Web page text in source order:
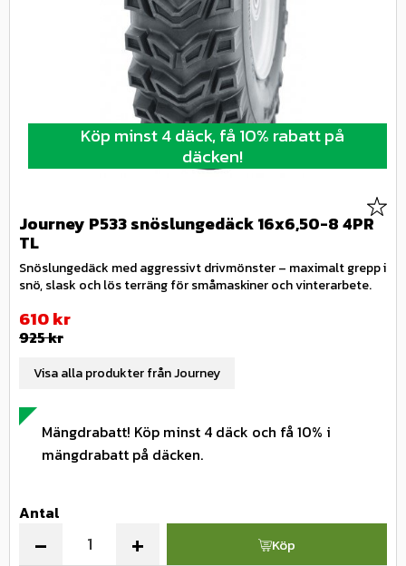
Köp minst 4 däck, få 10% rabatt på
däcken!
Journey P533 snöslungedäck 16x6,50-8 4PR
TL
Snöslungedäck med aggressivt drivmönster – maximalt grepp i
snö, slask och lös terräng för småmaskiner och vinterarbete.
Mängdrabatt! Köp minst 4 däck och få 10% i
mängdrabatt på däcken.
Nedsatt pris:
610kr
Ordinarie pris:
925kr
Antal
+
- Köp
Visa alla produkter från Journey